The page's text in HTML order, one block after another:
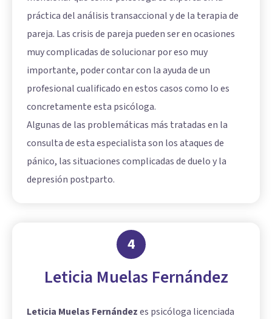
práctica del análisis transaccional y de la terapia de
pareja. Las crisis de pareja pueden ser en ocasiones
muy complicadas de solucionar por eso muy
importante, poder contar con la ayuda de un
profesional cualificado en estos casos como lo es
concretamente esta psicóloga.
Algunas de las problemáticas más tratadas en la
consulta de esta especialista son los ataques de
pánico, las situaciones complicadas de duelo y la
depresión postparto.
4
Leticia Muelas Fernández
Leticia Muelas Fernándezes psicóloga licenciada